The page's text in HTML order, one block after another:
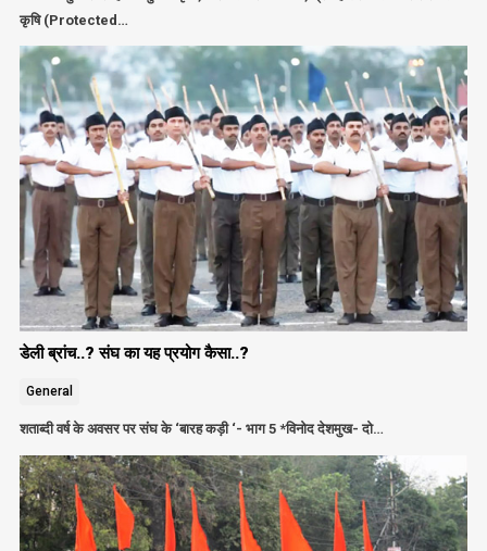
कृषि (Protected…
डेली ब्रांच..? संघ का यह प्रयोग कैसा..?
General
शताब्दी वर्ष के अवसर पर संघ के ‘बारह कड़ी ‘- भाग 5 *विनोद देशमुख- दो…